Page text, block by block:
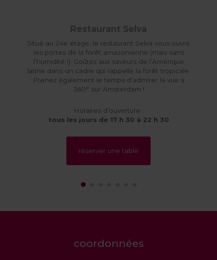
Restaurant Selva
Situé au 24e étage, le restaurant Selva vous ouvre
les portes de la forêt amazonienne (mais sans
l’humidité !). Goûtez aux saveurs de l’Amérique
latine dans un cadre qui rappelle la forêt tropicale.
Prenez également le temps d’admirer la vue à
360° sur Amsterdam !
Horaires d’ouverture :
tous les jours de 17 h 30 à 22 h 30
réserver une table
coordonnées